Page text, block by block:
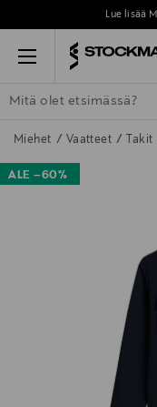
Lue lisää
Menu
ETSI KAIKKI NAISET
Miehet Vaatteet Takit
ALE –60%